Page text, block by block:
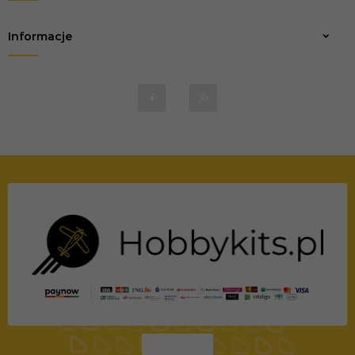
Wskazówka:
powierzchni. Do tego celu zalecamy
biuro@marvio-rc.pl
Informacje